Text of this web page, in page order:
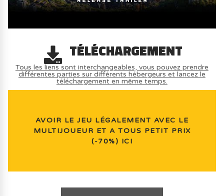
TÉLÉCHARGEMENT
Tous les liens sont interchangeables, vous pouvez prendre
différentes parties sur différents hébergeurs et lancez le
téléchargement en même temps.
AVOIR LE JEU LÉGALEMENT AVEC LE
MULTIJOUEUR ET A TOUS PETIT PRIX
(-70%) ICI